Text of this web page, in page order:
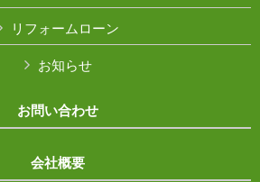
リフォームローン
お知らせ
お問い合わせ
会社概要